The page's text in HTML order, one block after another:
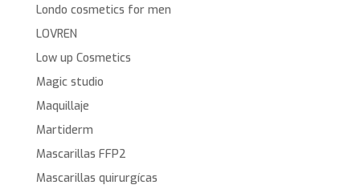
Londo cosmetics for men
LOVREN
Low up Cosmetics
Magic studio
Maquillaje
Martiderm
Mascarillas FFP2
Mascarillas quirurgícas